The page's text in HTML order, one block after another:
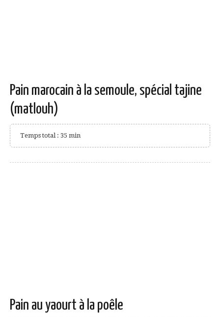
Pain marocain à la semoule, spécial tajine
(matlouh)
Temps total : 35 min
Pain au yaourt à la poêle